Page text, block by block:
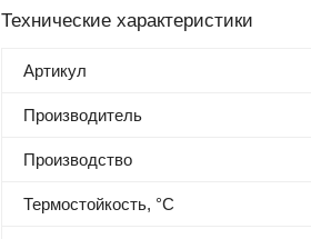
Технические характеристики
Артикул
Производитель
Производство
Термостойкость, °C